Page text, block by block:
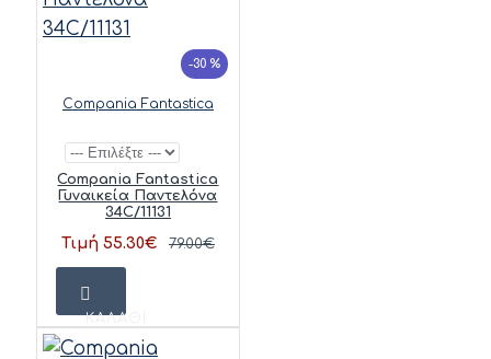
-30 %
Compania Fantastica
Compania Fantastica
Γυναικεία Παντελόνα
34C/11131
Τιμή 55.30€ 79.00€
ΚΑΛΆΘΙ